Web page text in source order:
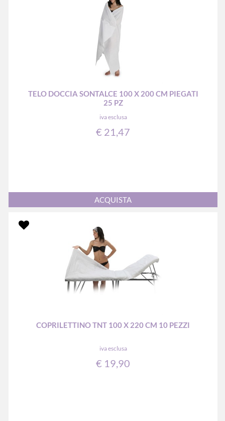
TELO DOCCIA SONTALCE 100 X 200 CM PIEGATI
25 PZ
iva esclusa
€ 21,47
Quantità
ACQUISTA
COPRILETTINO TNT 100 X 220 CM 10 PEZZI
iva esclusa
€ 19,90